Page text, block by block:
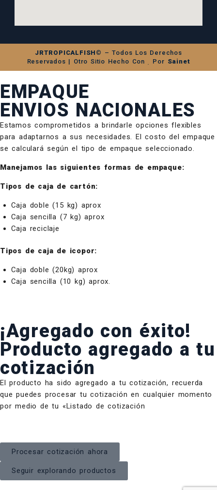
JRTROPICALFISH© – Todos Los Derechos
Reservados | Otro Sitio Hecho Con
Por Sainet
EMPAQUE
ENVIOS NACIONALES
Estamos comprometidos a brindarle opciones flexibles
para adaptarnos a sus necesidades. El costo del empaque
se calculará según el tipo de empaque seleccionado.
Manejamos las siguientes formas de empaque:
Tipos de caja de cartón:
Caja doble (15 kg) aprox
Caja sencilla (7 kg) aprox
Caja reciclaje
Tipos de caja de icopor:
Caja doble (20kg) aprox
Caja sencilla (10 kg) aprox.
¡Agregado con éxito!
Producto agregado a tu
cotización
El producto ha sido agregado a tu cotización, recuerda
que puedes procesar tu cotización en cualquier momento
por medio de tu «Listado de cotización
Procesar cotización ahora
Seguir explorando productos